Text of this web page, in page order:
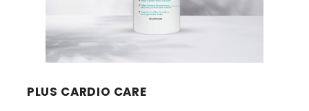
PLUS CARDIO CARE